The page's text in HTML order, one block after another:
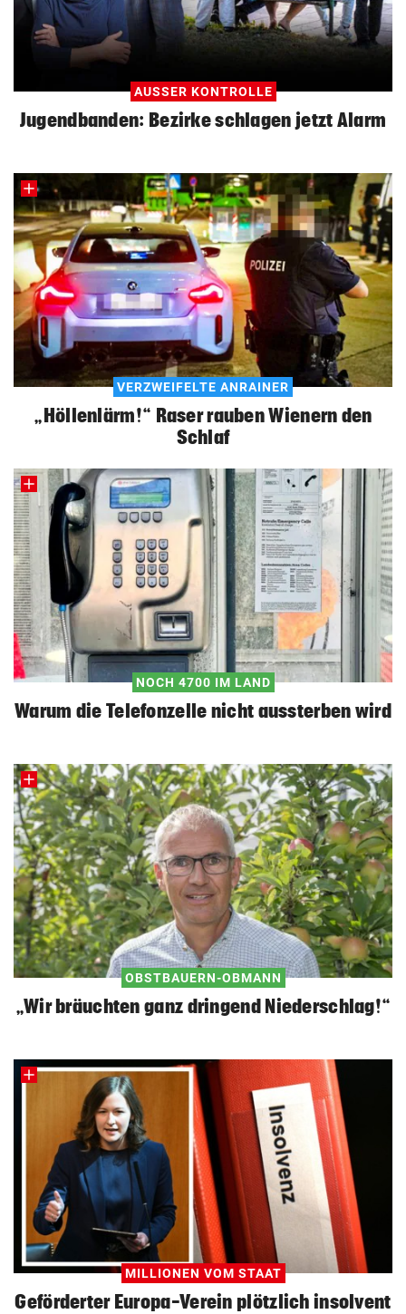
AUSSER KONTROLLE
Jugendbanden: Bezirke schlagen jetzt Alarm
VERZWEIFELTE ANRAINER
„Höllenlärm!“ Raser rauben Wienern den
Schlaf
NOCH 4700 IM LAND
Warum die Telefonzelle nicht aussterben wird
OBSTBAUERN-OBMANN
„Wir bräuchten ganz dringend Niederschlag!“
MILLIONEN VOM STAAT
Geförderter Europa-Verein plötzlich insolvent